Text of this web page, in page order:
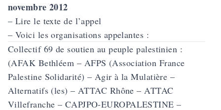
novembre 2012
– Lire le texte de l’appel
– Voici les organisations appelantes :
Collectif 69 de soutien au peuple palestinien :
(AFAK Bethléem – AFPS (Association France
Palestine Solidarité) – Agir à la Mulatière –
Alternatifs (les) – ATTAC Rhône – ATTAC
Villefranche – CAPJPO-EUROPALESTINE –